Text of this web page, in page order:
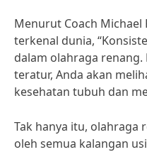
Menurut Coach
terkenal dunia,
dalam olahraga
teratur, Anda akan
kesehatan tubuh dan
Tak hanya itu, olahraga
oleh semua kalangan